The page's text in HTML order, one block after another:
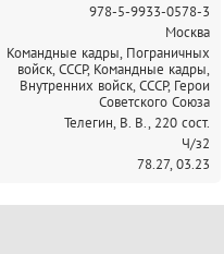
978-5-9933-0578-3
Москва
Командные кадры, Пограничных
войск, СССР, Командные кадры,
Внутренних войск, СССР, Герои
Советского Союза
Телегин, В. В., 220 сост.
Ч/з2
78.27, 03.23